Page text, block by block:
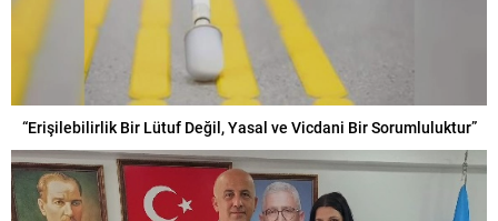
“Erişilebilirlik Bir Lütuf Değil, Yasal ve Vicdani Bir Sorumluluktur”